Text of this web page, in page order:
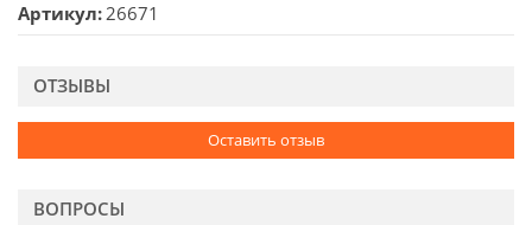
Артикул 26671
ОТЗЫВЫ
Оставить отзыв
ВОПРОСЫ